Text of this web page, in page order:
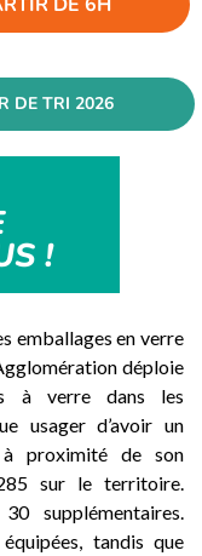
DE TRI 2026
!
emballages en verre
déploie
à verre dans les
usager d’avoir un
proximité de son
sur le territoire.
supplémentaires.
tandis que